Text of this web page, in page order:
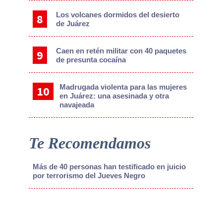
Los volcanes dormidos del desierto
de Juárez
Caen en retén militar con 40 paquetes
de presunta cocaína
Madrugada violenta para las mujeres
en Juárez: una asesinada y otra
navajeada
Te Recomendamos
Más de 40 personas han testificado en juicio
por terrorismo del Jueves Negro